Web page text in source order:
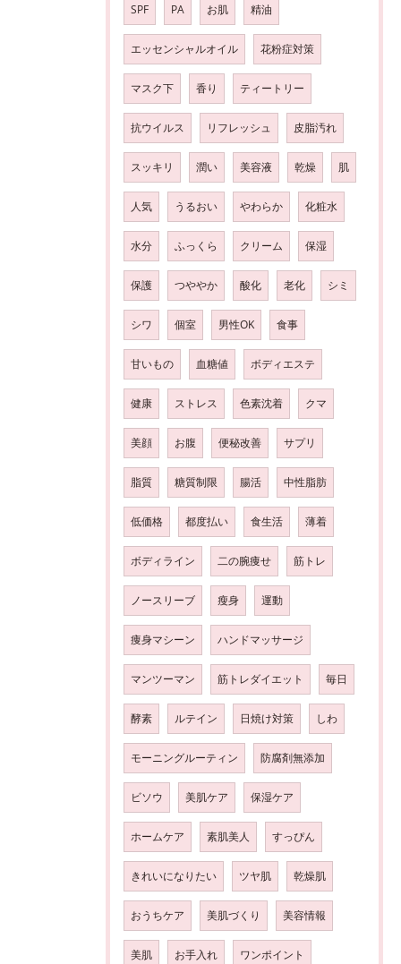
SPF PA お肌 精油
エッセンシャルオイル 花粉症対策
マスク下 香り ティートリー
抗ウイルス リフレッシュ 皮脂汚れ
スッキリ 潤い 美容液 乾燥 肌
人気 うるおい やわらか 化粧水
水分 ふっくら クリーム 保湿
保護 つややか 酸化 老化 シミ
シワ 個室 男性OK 食事
甘いもの 血糖値 ボディエステ
健康 ストレス 色素沈着 クマ
美顔 お腹 便秘改善 サプリ
脂質 糖質制限 腸活 中性脂肪
低価格 都度払い 食生活 薄着
ボディライン 二の腕痩せ 筋トレ
ノースリーブ 瘦身 運動
痩身マシーン ハンドマッサージ
マンツーマン 筋トレダイエット 毎日
酵素 ルテイン 日焼け対策 しわ
モーニングルーティン 防腐剤無添加
ビソウ 美肌ケア 保湿ケア
ホームケア 素肌美人 すっぴん
きれいになりたい ツヤ肌 乾燥肌
おうちケア 美肌づくり 美容情報
美肌 お手入れ ワンポイント